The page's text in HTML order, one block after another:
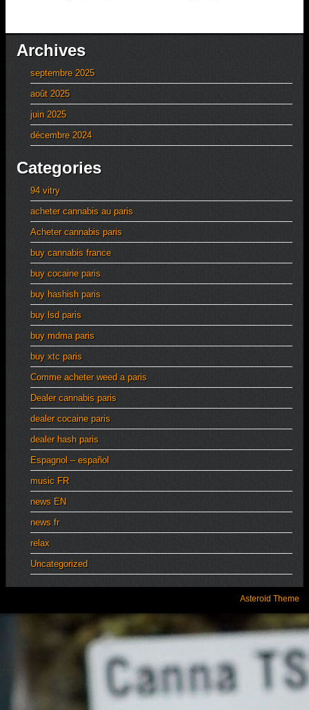
Archives
septembre 2025
août 2025
juin 2025
décembre 2024
Categories
94 vitry
acheter cannabis au paris
Acheter cannabis paris
buy cannabis france
buy cocaine paris
buy hashish paris
buy lsd paris
buy mdma paris
buy xtc paris
Comme acheter weed a paris
Dealer cannabis paris
dealer cocaine paris
dealer hash paris
Espagnol – español
music FR
news EN
news fr
relax
Uncategorized
Asteroid Theme